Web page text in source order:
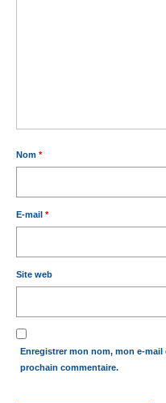
Nom *
E-mail *
Site web
Enregistrer mon nom, mon e-
prochain commentaire.